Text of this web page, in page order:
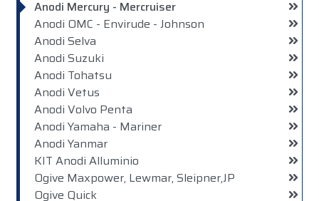
Anodi Mercury - Mercruiser
Anodi OMC - Envirude - Johnson
Anodi Selva
Anodi Suzuki
Anodi Tohatsu
Anodi Vetus
Anodi Volvo Penta
Anodi Yamaha - Mariner
Anodi Yanmar
KIT Anodi Alluminio
Ogive Maxpower, Lewmar, Sleipner,JP
Ogive Quick